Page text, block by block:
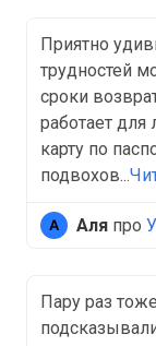
Приятно
трудностей
сроки
работает
карту по
подвохов...
Аля про
Пару раз